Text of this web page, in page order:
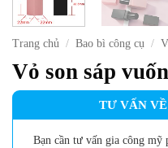
Trang chủ / Bao bì công cụ /
Vỏ son sáp
TƯ VẤN
Bạn cần tư vấn gia công